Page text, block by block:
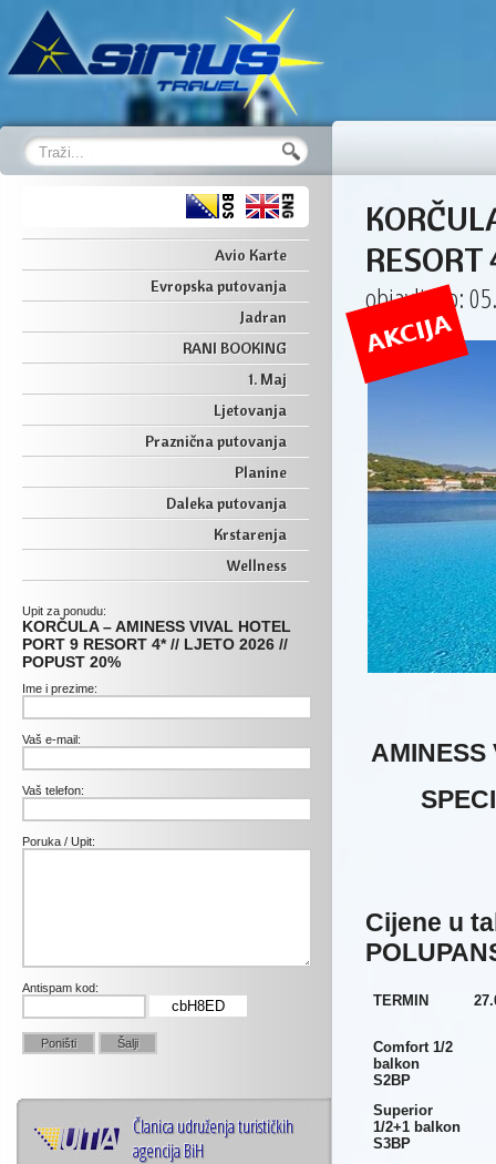
Avio Karte
Evropska putovanja
Jadran
RANI BOOKING
1. Maj
Ljetovanja
Praznična putovanja
Planine
Daleka putovanja
Krstarenja
Wellness
Upit za ponudu:
KORČULA – AMINESS VIVAL HOTEL
PORT 9 RESORT 4* // LJETO 2026 //
POPUST 20%
Ime i prezime:
Vaš e-mail:
Vaš telefon:
Poruka / Upit:
Antispam kod:
cbH8ED
Članica udruženja turističkih
agencija BiH
objavljeno:
Cijene u
TERMIN
Comfort 1/2
balkon
S2BP
Superior
1/2+1 balkon
S3BP